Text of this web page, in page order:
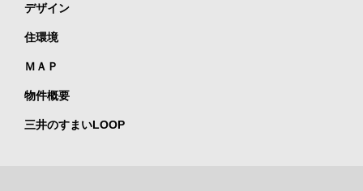
デザイン
住環境
ＭＡＰ
物件概要
三井のすまいLOOP